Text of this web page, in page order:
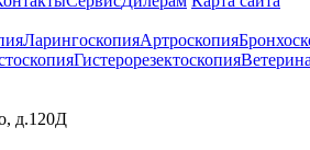
ЛарингоскопияАртроскопия
Гистерорезектоскопия
д.120Д